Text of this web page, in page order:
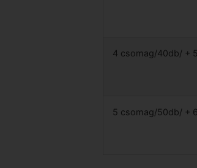
4 csomag/40db/ +
5 csomag/50db/ +